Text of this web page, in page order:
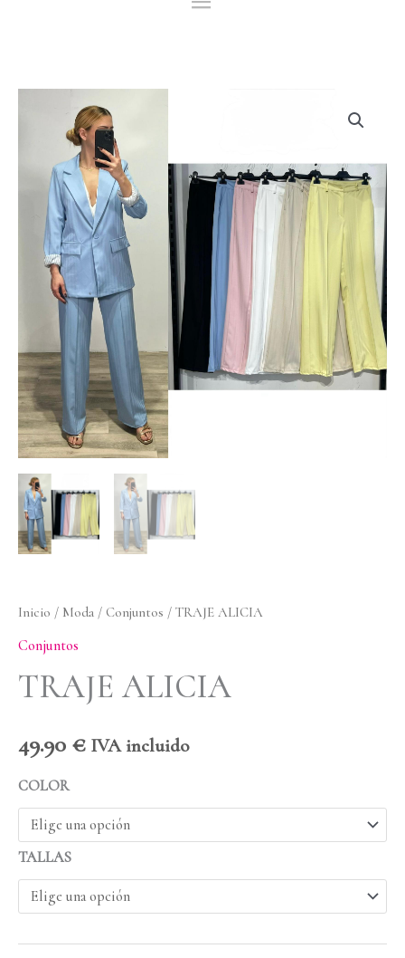
Inicio / Moda / Conjuntos / TRAJE ALICIA
Conjuntos
TRAJE ALICIA
49.90 € IVA incluido
COLOR
TALLAS